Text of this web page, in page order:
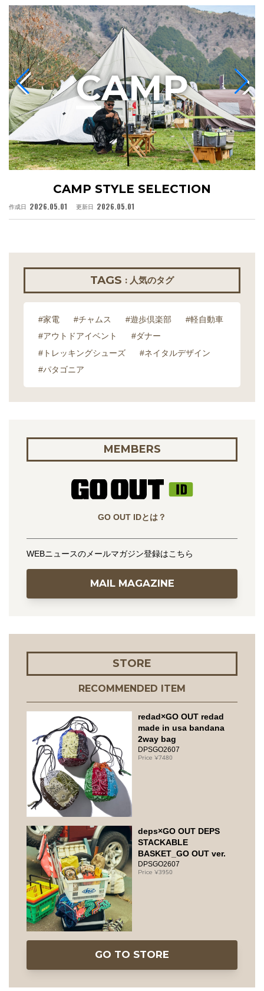
CAMP STYLE SELECTION
作成日 2026.05.01 更新日 2026.05.01
CAMP
TAGS : 人気のタグ
#家電 #チャムス #遊歩倶楽部
#軽自動車
#アウトドアイベント
#ダナー
#トレッキングシューズ
#ネイタルデザイン
#パタゴニア
MEMBERS
GO OUT IDとは？
WEBニュースのメールマガジン登録はこちら
MAIL MAGAZINE
STORE
RECOMMENDED ITEM
redad×GO OUT redad
made in usa bandana
2way bag
DPSGO2607
7480
deps×GO OUT DEPS
STACKABLE
BASKET_GO OUT ver.
DPSGO2607
3950
GO TO STORE